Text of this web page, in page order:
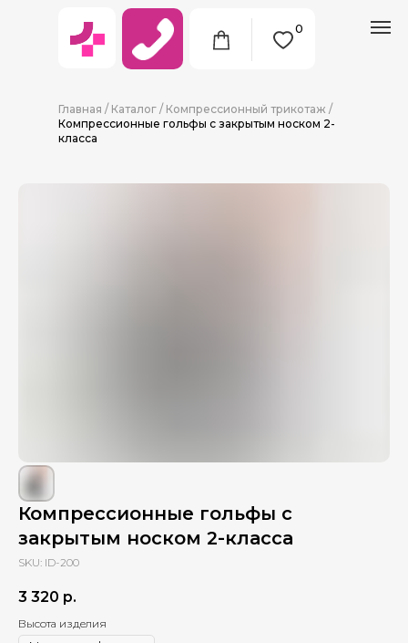
0
Главная / Каталог / Компрессионный трикотаж /
Компрессионные гольфы с закрытым носком 2-
класса
Компрессионные гольфы с
закрытым носком 2-класса
SKU: ID-200
3 320 р.
Высота изделия